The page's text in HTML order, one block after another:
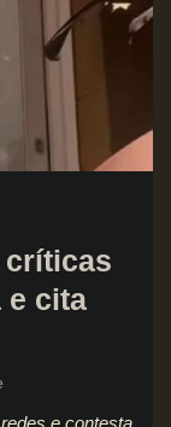
críticas
e cita
e contesta